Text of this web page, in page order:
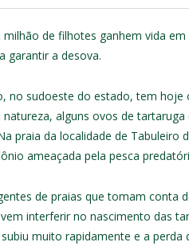
milhão de filhotes ganhem vida
garantir a desova.
no sudoeste do estado, tem
alguns ovos de
praia da localidade de
ameaçada pela pesca
de praias que tomam conta
interferir no nascimento das
muito rapidamente e a